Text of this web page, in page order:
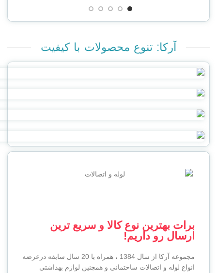
آرکا: تنوع محصولات با کیفیت
برات بهترین نوع کالا و سریع ترین
ارسال رو داریم!
مجموعه آرکا از سال 1384 ، همراه با 20
سال سابقه درعرضه
انواع لوله و اتصالات ساختمانی و همچنین لوازم بهداشتی